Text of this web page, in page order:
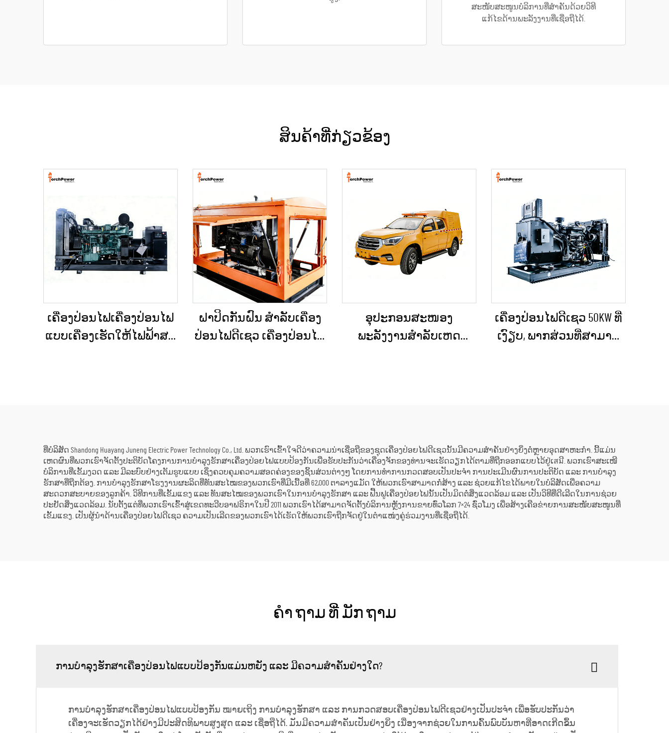
ສະໜັບສະໜູນບໍລິການທີ່ສຳຄັນດ້ວຍວິທີ
ແກ້ໄຂດ້ານພະລັງງານທີ່ເຊື່ອຖືໄດ້.
ສິນຄ້າທີ່ກ່ຽວຂ້ອງ
ເຄື່ອງປ່ອນໄຟເຄື່ອງປ່ອນໄຟ
ແບບເຄື່ອງເຮັດໃຫ້ໄຟຟ້າສະ
ຝາປິດກັນຝົນ ສຳລັບເຄື່ອງ
ປ່ອນໄຟດີເຊວ ເຄື່ອງປ່ອນໄຟ
ອຸປະກອນສະໜອງ
ພະລັງງານສຳລັບເຫດ
ເຄື່ອງປ່ອນໄຟດີເຊວ 50KW ທີ່
ເງົຽບ, ພາກສ່ວນທີ່ສາມາດ
ທີ່ບໍລິສັດ Shandong Huayang Juneng Electric Power Technology Co., Ltd. ພວກເຮົາເຂົ້າໃຈດີວ່າຄວາມນ່າເຊື່ອຖືຂອງຊຸດເຄື່ອງປ່ອຍໄຟດີເຊວນັ້ນມີຄວາມສຳຄັນຢ່າງຍິ່ງຕໍ່ຫຼາຍອຸດສາຫະກຳ. ນີ້ແມ່ນ
ເຫດຜົນທີ່ພວກເຮົາຈັດຕັ້ງປະຕິບັດໂຄງການການບໍາລຸງຮັກສາເຄື່ອງປ່ອຍໄຟແບບປ້ອງກັນເພື່ອຮັບປະກັນວ່າເຄື່ອງຈັກຂອງທ່ານຈະເຮັດວຽກໄດ້ຕາມທີ່ຖືກອອກແບບໄວ້ຢູ່ເสมີ. ພວກເຮົາສະເໜີ
ບໍລິການທີ່ເຂັ້ມງວດ ແລະ ມີລະບົບຢ່າງເຕັມຮູບແບບ ເຊິ່ງຄວບຄຸມຄວາມສອດຄ່ອງຂອງຊິ້ນສ່ວນຕ່າງໆ ໂດຍການທຳການກວດສອບເປັນປະຈຳ ການປະເມີນຜົນການປະຕິບັດ ແລະ ການບໍາລຸງ
ຮັກສາທີ່ຖືກຕ້ອງ. ການບໍາລຸງຮັກສາໂຮງງານຜະລິດທີ່ທັນສະໄໝຂອງພວກເຮົາທີ່ມີເນື້ອທີ່ 62,000 ຕາລາງແມັດ ໃຫ້ພວກເຮົາສາມາດກໍ່ສ້າງ ແລະ ຊ່ວຍແກ້ໄຂໄດ້ພາຍໃນບໍລິສັດເພື່ອຄວາມ
ສະດວກສະບາຍຂອງລູກຄ້າ. ວິທີການທີ່ເຂັ້ມແຂງ ແລະ ທັນສະໄໝຂອງພວກເຮົາໃນການບໍາລຸງຮັກສາ ແລະ ຟື້ນຟູເຄື່ອງປ່ອຍໄຟນັ້ນເປັນມິດຕໍ່ສິ່ງແວດລ້ອມ ແລະ ເປັນວິທີທີ່ດີເລີດໃນການຊ່ວຍ
ປະຢັດສິ່ງແວດລ້ອມ. ນັບຕັ້ງແຕ່ທີ່ພວກເຮົາເຂົ້າສູ່ເຂດທະວີບອາຟຣິກາໃນປີ 2011 ພວກເຮົາໄດ້ສາມາດຈັດຕັ້ງບໍລິການຫຼັງການຂາຍທົ່ວໂລກ 7×24 ຊົ່ວໂມງ ເພື່ອສ້າງເຄືອຂ່າຍການສະໜັບສະໜູນທີ່
ເຂັ້ມແຂງ. ເປັນຜູ້ນຳດ້ານເຄື່ອງປ່ອຍໄຟດີເຊວ ຄວາມເປັນເລີດຂອງພວກເຮົາໄດ້ເຮັດໃຫ້ພວກເຮົາຖືກຈັດຢູ່ໃນຕຳແໜ່ງຄູ່ຮ່ວມງານທີ່ເຊື່ອຖືໄດ້.
ຄໍາ ຖາມ ທີ່ ມັກ ຖາມ
ການບໍາລຸງຮັກສາເຄື່ອງປ່ອນໄຟແບບປ້ອງກັນແມ່ນຫຍັງ ແລະ ມີຄວາມສຳຄັນຢ່າງໃດ?
ການບໍາລຸງຮັກສາເຄື່ອງປ່ອນໄຟແບບປ້ອງກັນ ໝາຍເຖິງ ການບໍາລຸງຮັກສາ ແລະ ການກວດສອບເຄື່ອງປ່ອນໄຟດີເຊວຢ່າງເປັນປະຈຳ ເພື່ອຮັບປະກັນວ່າ
ເຄື່ອງຈະເຮັດວຽກໄດ້ຢ່າງມີປະສິດທິພາບສູງສຸດ ແລະ ເຊື່ອຖືໄດ້. ມັນມີຄວາມສຳຄັນເປັນຢ່າງຍິ່ງ ເນື່ອງຈາກຊ່ວຍໃນການຄົ້ນພົບບັນຫາທີ່ອາດເກີດຂຶ້ນ